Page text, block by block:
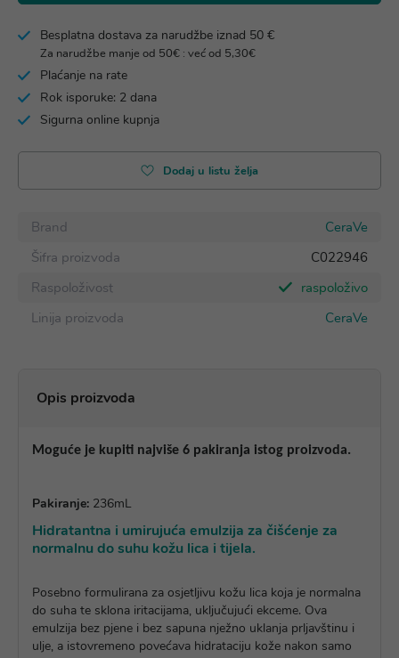
Besplatna dostava za narudžbe iznad 50 €
Za narudžbe manje od 50€ : već od 5,30€
Plaćanje na rate
Rok isporuke: 2 dana
Sigurna online kupnja
Dodaj u listu želja
Brand
CeraVe
Šifra proizvoda
C022946
Raspoloživost
raspoloživo
Linija proizvoda
CeraVe
Opis proizvoda
Moguće je kupiti najviše 6 pakiranja istog proizvoda.
Pakiranje: 236mL
Hidratantna i umirujuća emulzija za čišćenje za
normalnu do suhu kožu lica i tijela.
Posebno formulirana za osjetljivu kožu lica koja je normalna
do suha te sklona iritacijama, uključujući ekceme. Ova
emulzija bez pjene i bez sapuna nježno uklanja prljavštinu i
ulje, a istovremeno povećava hidrataciju kože nakon samo